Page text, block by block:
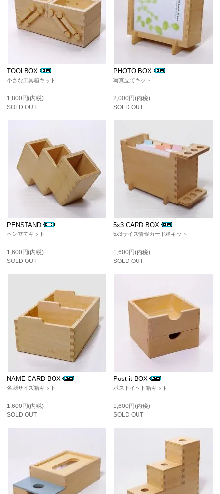
TOOLBOX
小さな工具箱キット
1,800円(内税)
SOLD OUT
PHOTO BOX
写真立てキット
2,000円(内税)
SOLD OUT
PENSTAND
ペン立てキット
1,600円(内税)
SOLD OUT
5x3 CARD BOX
5x3サイズ情報カード箱キット
1,600円(内税)
SOLD OUT
NAME CARD BOX
名刺サイズ箱キット
1,600円(内税)
SOLD OUT
Post-it BOX
ポストイット箱キット
1,600円(内税)
SOLD OUT